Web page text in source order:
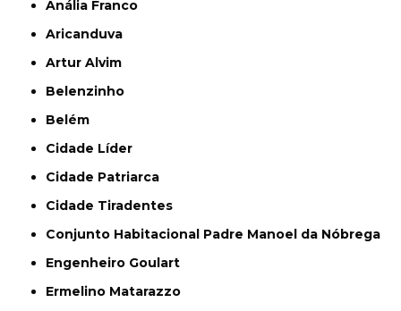
Anália Franco
Aricanduva
Artur Alvim
Belenzinho
Belém
Cidade Líder
Cidade Patriarca
Cidade Tiradentes
Conjunto Habitacional Padre Manoel da Nóbrega
Engenheiro Goulart
Ermelino Matarazzo